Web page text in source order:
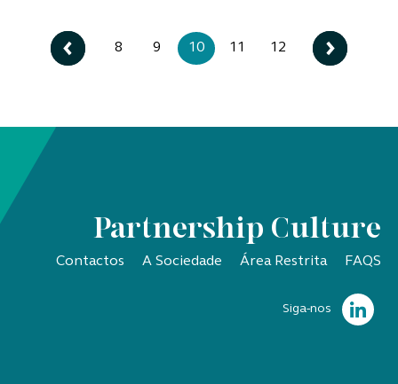
8 9 10 11 12
Partnership Culture
Contactos A Sociedade Área Restrita FAQS
Siga-nos